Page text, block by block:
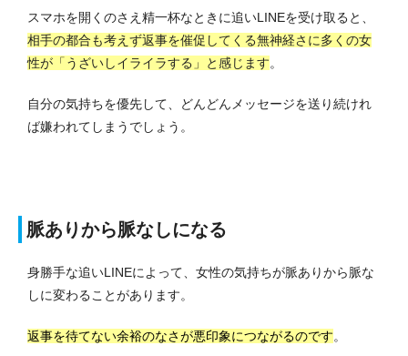
スマホを開くのさえ精一杯なときに追いLINEを受け取ると、
相手の都合も考えず返事を催促してくる無神経さに多くの女
性が「うざいしイライラする」と感じます。
自分の気持ちを優先して、どんどんメッセージを送り続けれ
ば嫌われてしまうでしょう。
脈ありから脈なしになる
身勝手な追いLINEによって、女性の気持ちが脈ありから脈な
しに変わることがあります。
返事を待てない余裕のなさが悪印象につながるのです。